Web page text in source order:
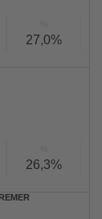
27,0%
26,3%